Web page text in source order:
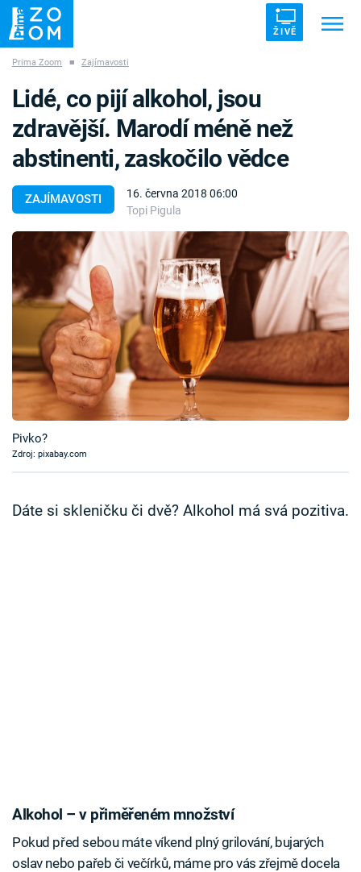
ŽIVĚ
ZÁHADY VETŘELCI DÁVNOVĚKU
Témata
Témata
Pořady
TV Program
Časopis
Sledujte prima+
Prima Zoom ■ Zajímavosti
ZAJÍMAVOSTI
16. června 2018 06:00
Topi Pigula
Lidé, co pijí alkohol, jsou
zdravější. Marodí méně než
abstinenti, zaskočilo vědce
Pivko?
Zdroj: pixabay.com
Dáte si skleničku či dvě? Alkohol má svá pozitiva.
Alkohol – v přiměřeném množství
Pokud před sebou máte víkend plný grilování, bujarých
oslav nebo pařeb či večírků, máme pro vás zřejmě docela